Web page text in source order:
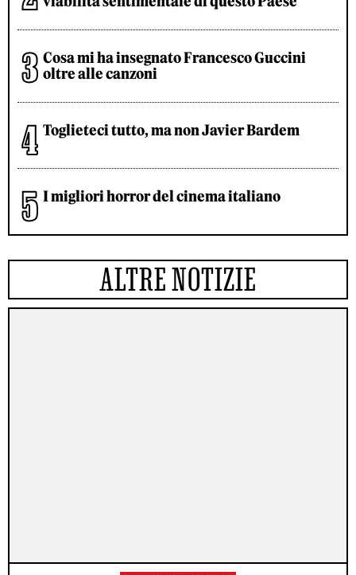
Cosa mi ha insegnato Francesco Guccini
oltre alle canzoni
Toglieteci tutto, ma non Javier Bardem
I migliori horror del cinema italiano
ALTRE NOTIZIE